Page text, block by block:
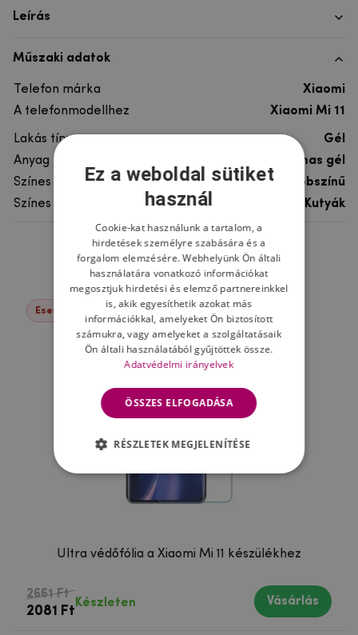
Leírás
Műszaki adatok
Telefon márka
Xiaomi
A telefonmodellhez
Xiaomi Mi 11
Lakás típusa
Gél
Anyag
rugalmas gél
Színes
többszínű
Színes motívum
Kutyák
Ne felejtsd el
Események -22%
Ultra védőfólia a Xiaomi Mi 11 készülékhez
2661 Ft
2081 Ft
Készleten Vásárlás
Ez a weboldal sütiket
használ
Cookie-kat használunk a tartalom, a
hirdetések személyre szabására és a
forgalom elemzésére. Webhelyünk Ön általi
használatára vonatkozó információkat
megosztjuk hirdetési és elemző partnereinkkel
is, akik egyesíthetik azokat más
információkkal, amelyeket Ön biztosított
számukra, vagy amelyeket a szolgáltatásaik
Ön általi használatából gyűjtöttek össze.
Adatvédelmi irányelvek
ÖSSZES ELFOGADÁSA
RÉSZLETEK MEGJELENÍTÉSE